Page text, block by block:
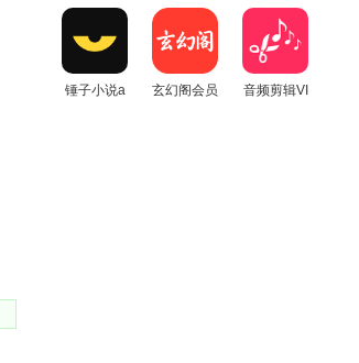
手会员免费
版
照片编辑器
最新版
广告版最新
锤子小说a
玄幻阁会员
音频剪辑VI